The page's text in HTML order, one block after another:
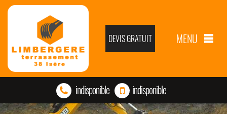
DEVIS GRATUIT MENU
indisponible indisponible